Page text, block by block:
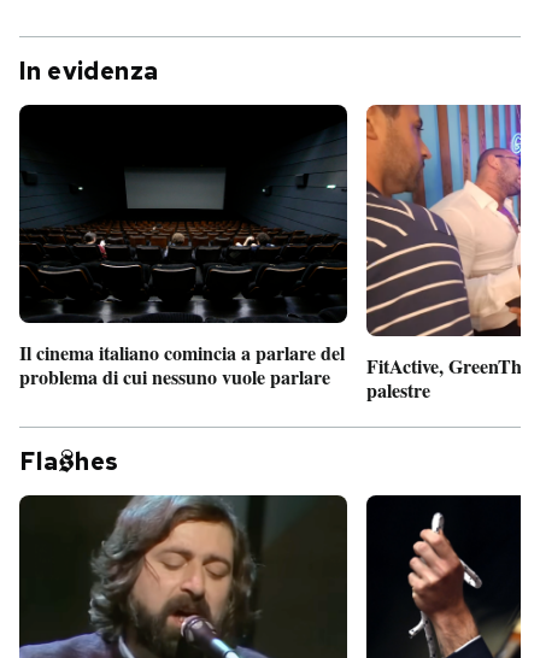
In evidenza
Il cinema italiano comincia a parlare del
problema di cui nessuno vuole parlare
FitActive,
palestre
Fla hes